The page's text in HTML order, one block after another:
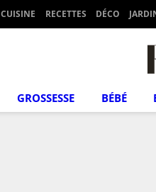
CUISINE RECETTES DÉCO
GROSSESSE BÉBÉ